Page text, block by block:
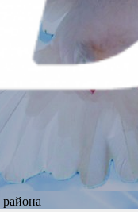
района